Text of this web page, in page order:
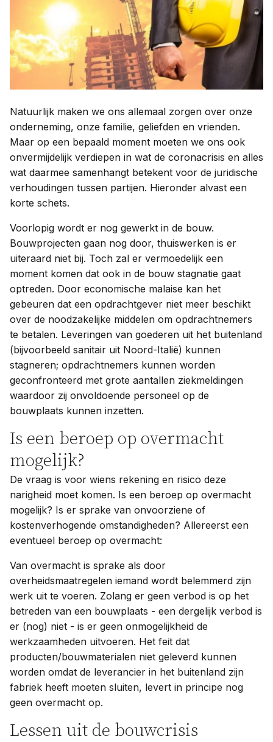
Contact
Taal:
Natuurlijk maken we ons allemaal zorgen over onze
onderneming, onze familie, geliefden en vrienden.
Maar op een bepaald moment moeten we ons ook
onvermijdelijk verdiepen in wat de coronacrisis en alles
wat daarmee samenhangt betekent voor de juridische
verhoudingen tussen partijen. Hieronder alvast een
korte schets.
Voorlopig wordt er nog gewerkt in de bouw.
Bouwprojecten gaan nog door, thuiswerken is er
uiteraard niet bij. Toch zal er vermoedelijk een
moment komen dat ook in de bouw stagnatie gaat
optreden. Door economische malaise kan het
gebeuren dat een opdrachtgever niet meer beschikt
over de noodzakelijke middelen om opdrachtnemers
te betalen. Leveringen van goederen uit het buitenland
(bijvoorbeeld sanitair uit Noord-Italië) kunnen
stagneren; opdrachtnemers kunnen worden
geconfronteerd met grote aantallen ziekmeldingen
waardoor zij onvoldoende personeel op de
bouwplaats kunnen inzetten.
Is een beroep op overmacht
mogelijk?
De vraag is voor wiens rekening en risico deze
narigheid moet komen. Is een beroep op overmacht
mogelijk? Is er sprake van onvoorziene of
kostenverhogende omstandigheden? Allereerst een
eventueel beroep op overmacht:
Van overmacht is sprake als door
overheidsmaatregelen iemand wordt belemmerd zijn
werk uit te voeren. Zolang er geen verbod is op het
betreden van een bouwplaats - een dergelijk verbod is
er (nog) niet - is er geen onmogelijkheid de
werkzaamheden uitvoeren. Het feit dat
producten/bouwmaterialen niet geleverd kunnen
worden omdat de leverancier in het buitenland zijn
fabriek heeft moeten sluiten, levert in principe nog
geen overmacht op.
Lessen uit de bouwcrisis